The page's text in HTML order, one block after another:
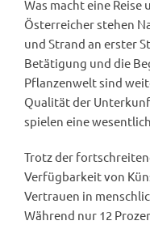
Was macht eine Reise
Österreicher stehen
und Strand an erster
Betätigung und die
Pflanzenwelt sind
Qualität der
spielen eine
Trotz der
Verfügbarkeit von
Vertrauen in
Während nur 12